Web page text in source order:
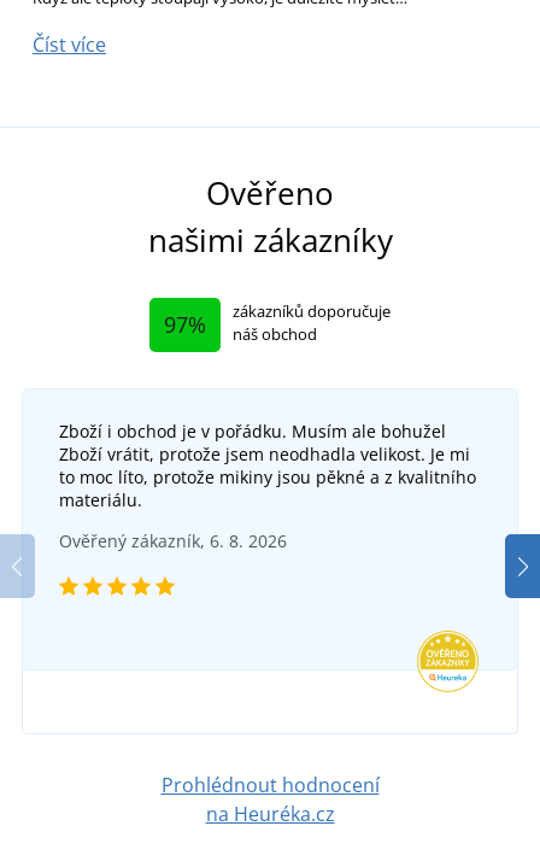
Číst více
Ověřeno
našimi zákazníky
97%
zákazníků doporučuje
náš obchod
Zboží i obchod je v pořádku. Musím ale bohužel
Zboží vrátit, protože jsem neodhadla velikost. Je mi
to moc líto, protože mikiny jsou pěkné a z kvalitního
materiálu.
Ověřený zákazník, 6. 8. 2026
Prohlédnout hodnocení
na Heuréka.cz